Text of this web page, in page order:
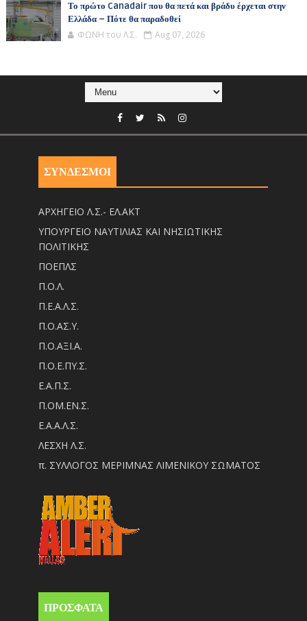
Το πρώτο Canadair που θα πετά και βράδυ έρχεται στην
Ελλάδα – Πότε θα παραδοθεί
ΦΩΝΗ του Λ.Σ. Aug 07, 2026
ΣΥΝΔΕΣΜΟΙ
ΑΡΧΗΓΕΙΟ Λ.Σ.- ΕΛ.ΑΚΤ
ΥΠΟΥΡΓΕΙΟ ΝΑΥΤΙΛΙΑΣ ΚΑΙ ΝΗΣΙΩΤΙΚΗΣ
ΠΟΛΙΤΙΚΗΣ
ΠΟΕΠΛΣ
Π.Ο.Λ.
Π.Ε.Α.Λ.Σ.
Π.Ο.ΑΣ.Υ.
Π.Ο.ΑΞΙ.Α.
Π.Ο.Ε.ΠΥ.Σ.
Ε.Α.Π.Σ.
Π.ΟM.EN.Σ.
Ε.Α.Α.Λ.Σ.
ΛΕΣΧΗ Λ.Σ.
π. ΣΥΛΛΟΓΟΣ ΜΕΡΙΜΝΑΣ ΛΙΜΕΝΙΚΟΥ ΣΩΜΑΤΟΣ
ΠΡΟΣΦΑΤΑ